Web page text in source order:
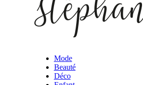
Mode
Beauté
Déco